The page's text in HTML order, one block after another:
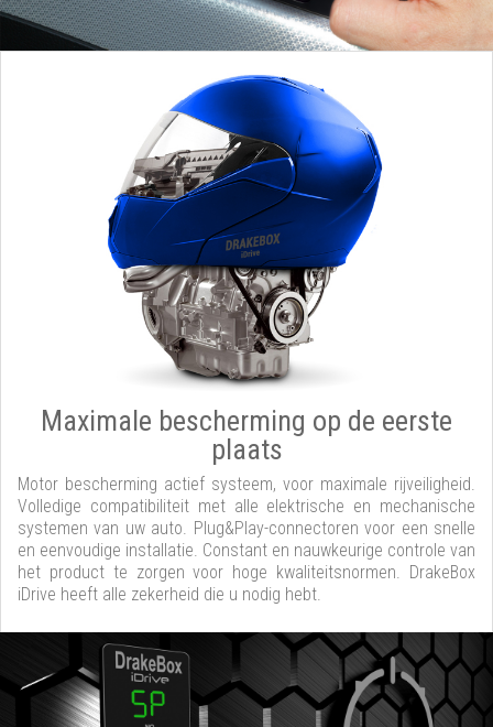
Maximale bescherming op de eerste
plaats
Motor bescherming actief systeem, voor maximale rijveiligheid.
Volledige compatibiliteit met alle elektrische en mechanische
systemen van uw auto. Plug&Play-connectoren voor een snelle
en eenvoudige installatie. Constant en nauwkeurige controle van
het product te zorgen voor hoge kwaliteitsnormen. DrakeBox
iDrive heeft alle zekerheid die u nodig hebt.